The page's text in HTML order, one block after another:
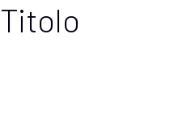
Titolo